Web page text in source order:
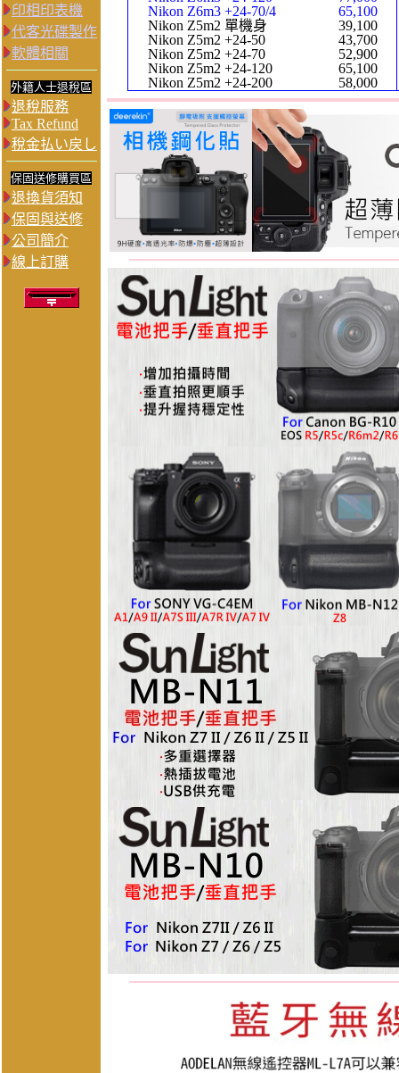
印相印表機
代客光碟製作
軟體相關
外籍人士退稅區
退稅服務
Tax Refund
稅金払い戻し
保固送修購買區
退換貨須知
保固與送修
公司簡介
線上訂購
Nikon Z6m3 +24-70/4
Nikon Z5m2 單機身
Nikon Z5m2 +24-50
Nikon Z5m2 +24-70
Nikon Z5m2 +24-120
Nikon Z5m2 +24-200
65,100
39,100
43,700
52,900
65,100
58,000